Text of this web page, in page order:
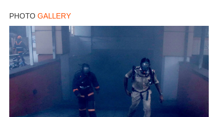
PHOTO GALLERY